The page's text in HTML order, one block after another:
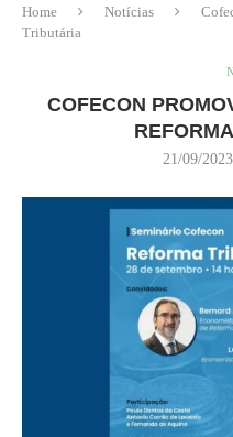
Home Notícias
Tributária
COFECON
21/09/2023